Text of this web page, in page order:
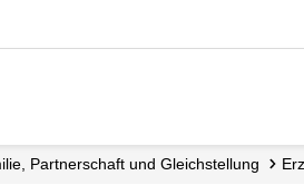
Partnerschaft und Gleichstellung